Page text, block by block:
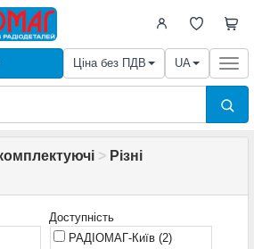
Ціна без ПДВ UA
комплектуючі > Різні
Доступність
РАДІОМАГ-Київ (2)